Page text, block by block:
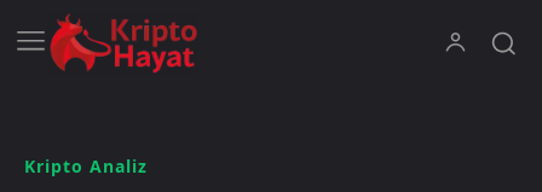
Kripto Analiz